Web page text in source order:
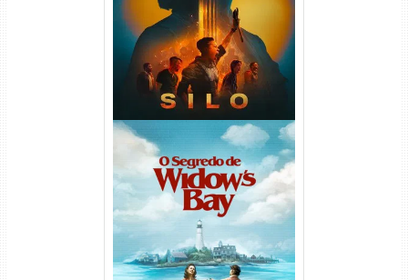
O Segredo de Widow’s Bay
1ª Temporada Torrent (2026)
WEB-DL 1080p Dual Áudio